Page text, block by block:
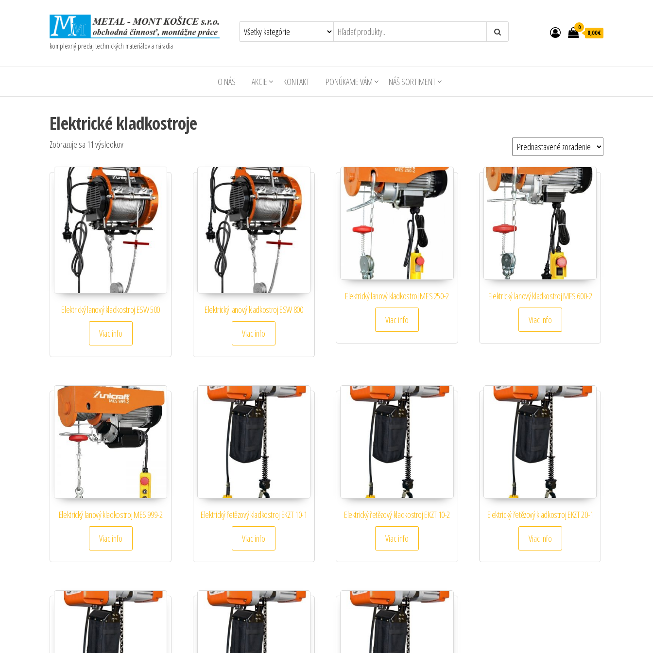
komplexný predaj technických materiálov a náradia
0
0,00€
O NÁS AKCIE KONTAKT PONÚKAME VÁM NÁŠ SORTIMENT
Elektrické kladkostroje
Zobrazuje sa 11 výsledkov
Elektrický lanový kladkostroj ESW 500
Viac info
Elektrický lanový kladkostroj ESW 800
Viac info
Elektrický lanový kladkostroj MES 250-2
Viac info
Elektrický lanový kladkostroj MES 600-2
Viac info
Elektrický lanový kladkostroj MES 999-2
Viac info
Elektrický řetězový kladkostroj EKZT 10-1
Viac info
Elektrický řetězový kladkostroj EKZT 10-2
Viac info
Elektrický řetězový kladkostroj EKZT 20-1
Viac info